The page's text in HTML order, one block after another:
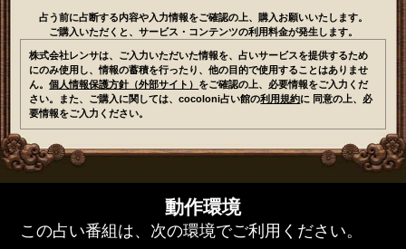
占う前に占断する内容や入力情報をご確認の上、購入お願いいたします。
ご購入いただくと、サービス・コンテンツの利用料金が発生します。
株式会社レンサは、ご入力いただいた情報を、占いサービスを提供するため
にのみ使用し、情報の蓄積を行ったり、他の目的で使用することはありませ
ん。個人情報保護方針（外部サイト） をご確認の上、必要情報をご入力くだ
さい。また、ご購入に関しては、cocoloni占い館の利用規約に 同意の上、必
要情報をご入力ください。
動作環境
この占い番組は、次の環境でご利用ください。